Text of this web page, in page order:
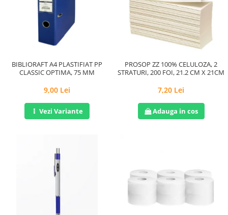
BIBLIORAFT A4 PLASTIFIAT PP
CLASSIC OPTIMA, 75 MM
9,00 Lei
Vezi Variante
PROSOP ZZ 100% CELULOZA, 2
STRATURI, 200 FOI, 21.2 CM X 21CM
7,20 Lei
Adauga in cos